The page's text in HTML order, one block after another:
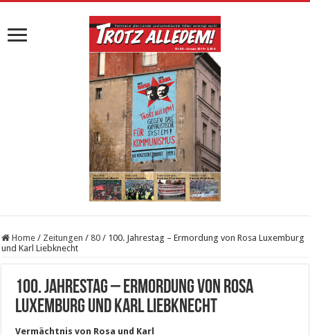
Home / Zeitungen / 80 / 100. Jahrestag – Ermordung von Rosa Luxemburg
und Karl Liebknecht
100. Jahrestag – Ermordung von Rosa
Luxemburg und Karl Liebknecht
Vermächtnis von Rosa und Karl